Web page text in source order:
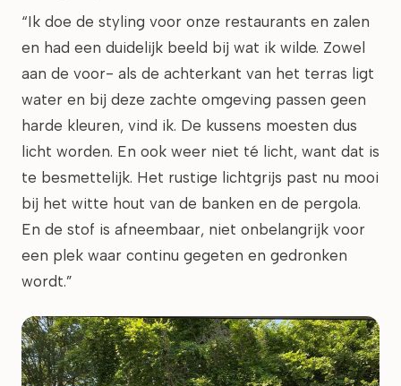
“Ik doe de styling voor onze restaurants en zalen
en had een duidelijk beeld bij wat ik wilde. Zowel
aan de voor- als de achterkant van het terras ligt
water en bij deze zachte omgeving passen geen
harde kleuren, vind ik. De kussens moesten dus
licht worden. En ook weer niet té licht, want dat is
te besmettelijk. Het rustige lichtgrijs past nu mooi
bij het witte hout van de banken en de pergola.
En de stof is afneembaar, niet onbelangrijk voor
een plek waar continu gegeten en gedronken
wordt.”